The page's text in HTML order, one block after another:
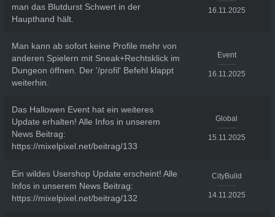
man das Blutdurst Schwert in der
Haupthand hält.
16.11.2025
Man kann ab sofort keine Profile mehr von
anderen Spielern mit Sneak+Rechtsklick im
Dungeon öffnen. Der '/profil' Befehl klappt
weiterhin.
Event
16.11.2025
Das Hallowen Event hat ein weiteres
Update erhalten! Alle Infos in unserem
News Beitrag:
https://mixelpixel.net/beitrag/133
Global
15.11.2025
Ein wildes Usershop Update erscheint! Alle
Infos in unserem News Beitrag:
https://mixelpixel.net/beitrag/132
CityBuild
14.11.2025